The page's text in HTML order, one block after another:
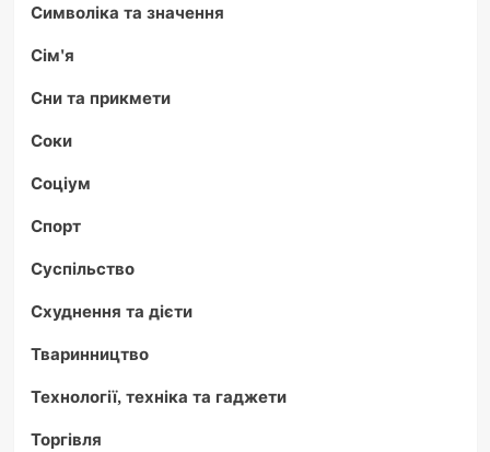
Символіка та значення
Сім'я
Сни та прикмети
Соки
Соціум
Спорт
Суспільство
Схуднення та дієти
Тваринництво
Технології, техніка та гаджети
Торгівля